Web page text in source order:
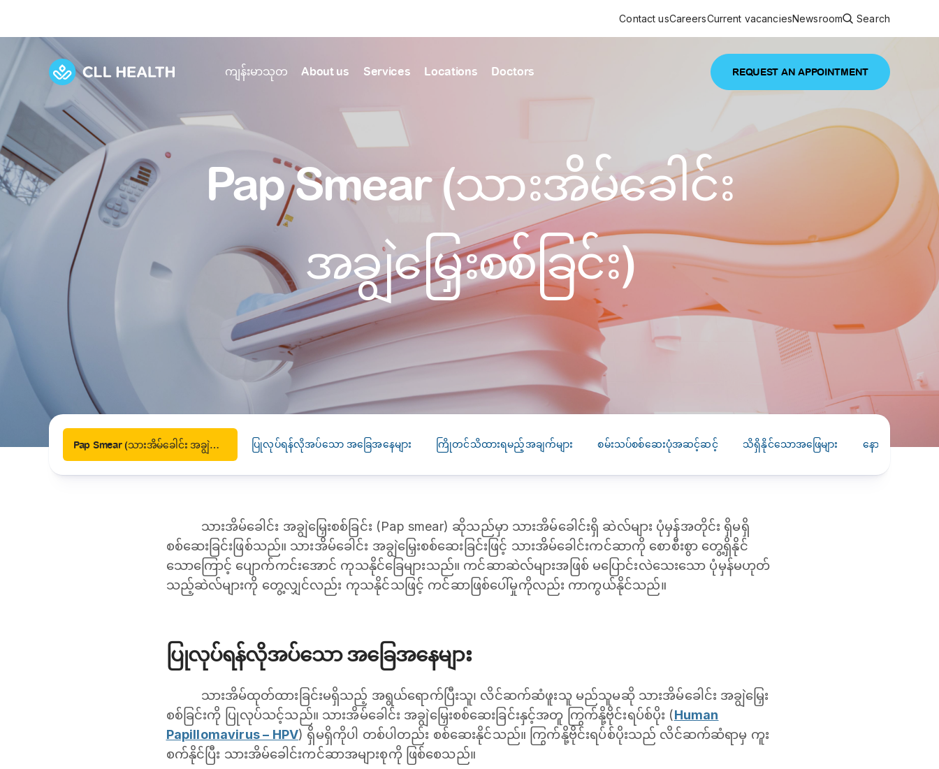
ကျန်းမာသုတ
View all health articles
Emergencies
Diseases and Conditions
Symptoms
Drugs and Supplements
Healthy Lifestyles
Find Health articles by first letter
K
L
M N O P Q R S T U
V
W
X Y Z #
Or search by keyword
ALL ARTICLES
SEARCH
Featured article
Melioidosis (မယ်လီယွိုက်ဒိုး
လီယွိုက်ဒိုးဆစ် ပြင်းထန်
About us
About us
Discover our commitment to transforming healthcare
Our history
Careers
News & Announcements
PRESS RELEASE
CLL HEALTH
Strengthens
Myanmar Through
Phyu Laboratory and
Yangon, Myanmar, 8
January 2026 — CLL
HEALTH is pleased to
announce the...
PRESS RELEASE
CLL HEALTH unveils
Shin Saw Pu Clinic in
Yangon, advancing
primary care
services
HEALTH is delighted to
announce the...
Services
Explore Services
Comprehensive care for your health and well-being
Primary care Developmental screening
Immunisation Diagnostics
Fertility care
Rehabilitation Health screening
Trusted care for every stage of life
Primary care
Comprehensive and continuing health care from prenatal
to elderly stages, coordinating with specialists as
needed
Locations
Our Facilities
Comprehensive care for your health and well-being
Our polyclinics
Quality primary and specialty care near you
Diagnostics and treatment in one place
Accurate and reliable diagnostic testing services
Medical travel offices
Dedicated to providing comprehensive interdisciplinary
healthcare services
Shin Saw Pu Clinic
A Top-Tier Primary Care Facility Inaugurated in Yangon for
Local and Expatriate Families
Doctors REQUEST AN APPOINTMENT
Contact usCareersCurrent vacanciesNewsroom Search
Pap Smear (သားအိမ်ခေါင်း
အချွဲမြှေးစစ်ခြင်း)
Pap Smear (သားအိမ်ခေါင်း အချွဲမြှေးစစ်ခြင်း) ပြုလုပ်ရန်လိုအပ်သော အခြေအနေများ ကြိုတင်သိထားရမည့်အချက်များ စမ်းသပ်စစ်ဆေးပုံအဆင့်ဆင့် သိရှိနိုင်သောအဖြေများ နောက်ဆက်တွဲဆိုးက
သားအိမ်ခေါင်း အချွဲမြှေးစစ်ခြင်း (Pap smear) ဆိုသည်မှာ ‌သားအိမ်ခေါင်းရှိ ဆဲလ်များ ပုံမှန်အတိုင်း ရှိမရှိ
စစ်ဆေးခြင်းဖြစ်သည်။ သားအိမ်ခေါင်း အချွဲမြှေးစစ်ဆေးခြင်းဖြင့် သားအိမ်ခေါင်းကင်ဆာကို စောစီးစွာ တွေ့ရှိနိုင်
သောကြောင့် ပျောက်ကင်းအောင် ကုသနိုင်ခြေများသည်။ ကင်ဆာဆဲလ်များအဖြစ် မပြောင်းလဲသေးသော ပုံမှန်မဟုတ်
သည့်ဆဲလ်များကို တွေ့လျှင်လည်း ကုသနိုင်သဖြင့် ကင်ဆာဖြစ်ပေါ်မှုကိုလည်း ကာကွယ်နိုင်သည်။
ပြုလုပ်ရန်လိုအပ်သော အခြေအနေများ
သားအိမ်ထုတ်ထားခြင်းမရှိသည့် အရွယ်ရောက်ပြီးသူ၊ လိင်ဆက်ဆံဖူးသူ မည်သူမဆို သားအိမ်ခေါင်း အချွဲမြှေး
စစ်ခြင်းကို ပြုလုပ်သင့်သည်။ သားအိမ်ခေါင်း အချွဲမြှေးစစ်ဆေးခြင်းနှင့်အတူ ကြွက်နို့ဗိုင်းရပ်စ်ပိုး (Human
Papillomavirus – HPV) ရှိမရှိကိုပါ တစ်ပါတည်း စစ်ဆေးနိုင်သည်။ ကြွက်နို့ဗိုင်းရပ်စ်ပိုးသည် လိင်ဆက်ဆံရာမှ ကူး
စက်နိုင်ပြီး သားအိမ်ခေါင်းကင်ဆာအများစုကို ဖြစ်စေသည်။